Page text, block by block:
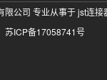
限公司 专业从事于jst连接
苏ICP备17058741号